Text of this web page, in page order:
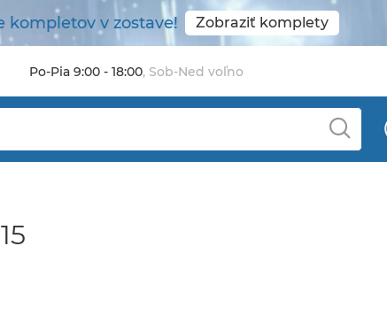
kompletov v zostave! Zobraziť komplety
Po-Pia 9:00 - 18:00, Sob-Ned voľno